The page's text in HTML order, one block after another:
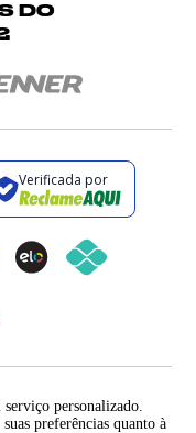
personalizado.
preferências quanto à
DO
Verificada por
- CENTRO - PIRAÍ - RIO DE